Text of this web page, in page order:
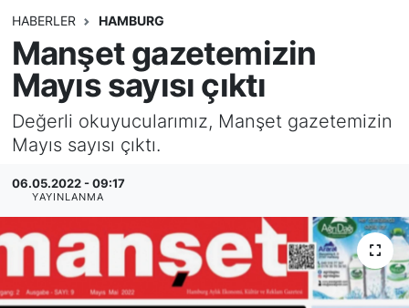
HABERLER HAMBURG
Manşet gazetemizin
Mayıs sayısı çıktı
Değerli okuyucularımız, Manşet gazetemizin
Mayıs sayısı çıktı.
06.05.2022 - 09:17
YAYINLANMA
HAMBURG
SPOR
DEUTSCH
EKONOMİ
SİYASET
SAĞLIK
Puan Durumu ve Fikstür
Tüm Manşetler
Son Dakika Haberleri
Haber Arşivi